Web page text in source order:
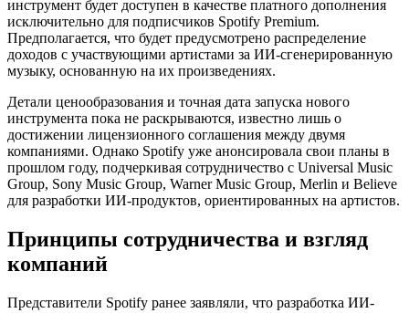
инструмент будет доступен в качестве платного дополнения
исключительно для подписчиков Spotify Premium.
Предполагается, что будет предусмотрено распределение
доходов с участвующими артистами за ИИ-сгенерированную
музыку, основанную на их произведениях.
Детали ценообразования и точная дата запуска нового
инструмента пока не раскрываются, известно лишь о
достижении лицензионного соглашения между двумя
компаниями. Однако Spotify уже анонсировала свои планы в
прошлом году, подчеркивая сотрудничество с Universal Music
Group, Sony Music Group, Warner Music Group, Merlin и Believe
для разработки ИИ-продуктов, ориентированных на артистов.
Принципы сотрудничества и взгляд
компаний
Представители Spotify ранее заявляли, что разработка ИИ-